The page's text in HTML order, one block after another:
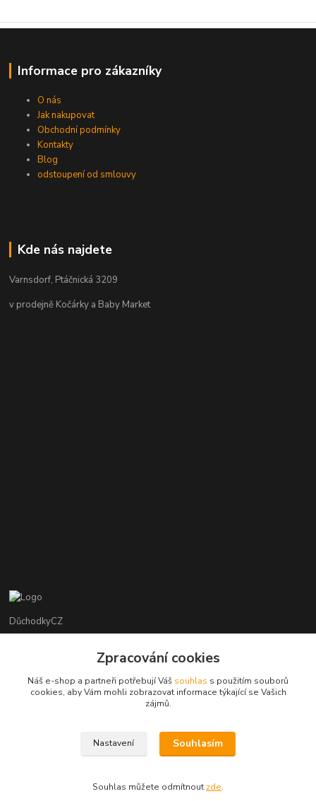
Informace pro zákazníky
O nás
Jak nakupovat
Obchodní podmínky
Kontakty
Blog
odstoupení od smlouvy
Kde nás najdete
Varnsdorf, Ptáčnická 3209
v prodejně Kočárky a Baby Market
DůchodkyCZ
+420 412384749
objednavky@duchodky.cz
Zpracování cookies
Náš e-shop a partneři potřebují Váš souhlas s použitím souborů
cookies, aby Vám mohli zobrazovat informace týkající se Vašich
zájmů.
Nastavení Souhlasím
Souhlas můžete odmítnout zde.